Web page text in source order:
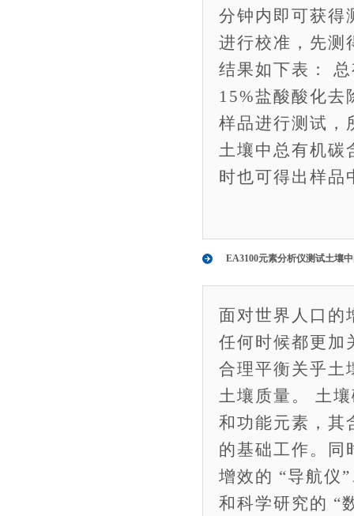
分钟内即可获得
进行校准，先测
结果如下表：
15%盐酸酸化去
样品进行测试，
土壤中总有机碳
时也可得出样品
EA3100元素分析仪测试土壤
面对世界人口的
任何时候都更加
合理平衡关乎土
土壤质量。 土
和功能元素，其
的基础工作。同
增效的 “导航仪
和科学研究的 “